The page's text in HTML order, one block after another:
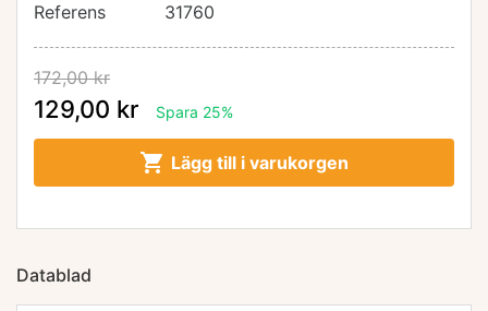
Referens
31760
172,00 kr
129,00 kr Spara 25%
 Lägg till i varukorgen
Datablad